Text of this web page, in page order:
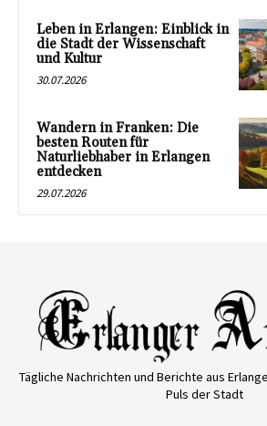
Leben in Erlangen: Einblick in
die Stadt der Wissenschaft
und Kultur
30.07.2026
Wandern in Franken: Die
besten Routen für
Naturliebhaber in Erlangen
entdecken
29.07.2026
Tägliche Nachrichten und Berichte aus
Puls der Stadt